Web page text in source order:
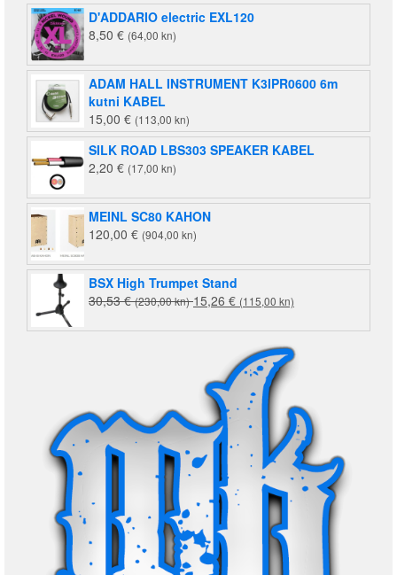
D'ADDARIO electric EXL120
8,50 € (64,00 kn)
ADAM HALL INSTRUMENT K3IPR0600 6m
kutni KABEL
15,00 € (113,00 kn)
SILK ROAD LBS303 SPEAKER KABEL
2,20 € (17,00 kn)
MEINL SC80 KAHON
120,00 € (904,00 kn)
BSX High Trumpet Stand
30,53€ (230,00 kn)Izvorna
bila
30,53 €
(230,00
kn).
15,26 € (115,00 kn)
je:
15,26 €